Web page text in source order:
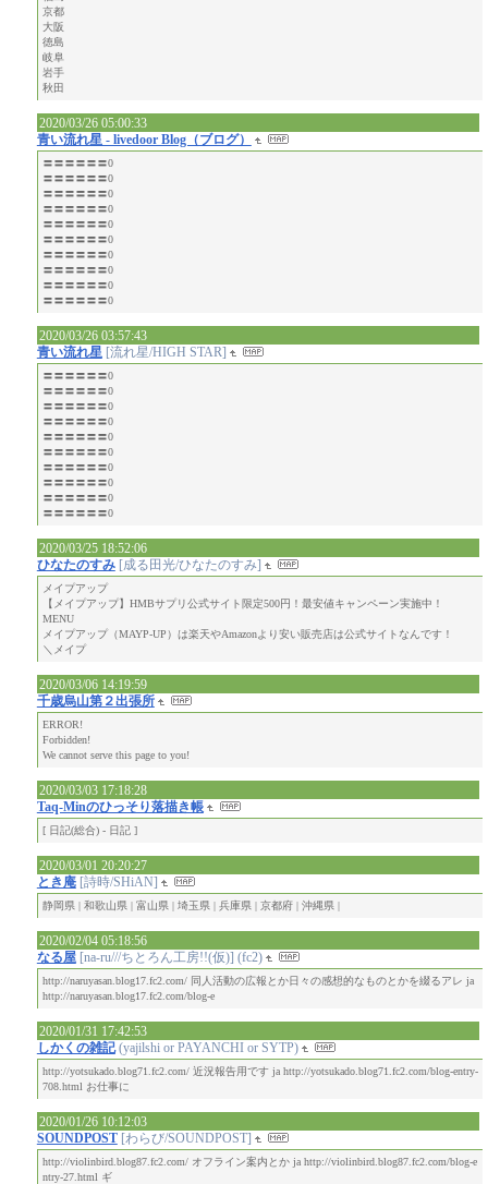
京都
大阪
徳島
岐阜
岩手
秋田
2020/03/26 05:00:33
青い流れ星 - livedoor Blog（ブログ）
〓〓〓〓〓〓0
〓〓〓〓〓〓0
〓〓〓〓〓〓0
〓〓〓〓〓〓0
〓〓〓〓〓〓0
〓〓〓〓〓〓0
〓〓〓〓〓〓0
〓〓〓〓〓〓0
〓〓〓〓〓〓0
〓〓〓〓〓〓0
2020/03/26 03:57:43
青い流れ星 [流れ星/HIGH STAR]
〓〓〓〓〓〓0
〓〓〓〓〓〓0
〓〓〓〓〓〓0
〓〓〓〓〓〓0
〓〓〓〓〓〓0
〓〓〓〓〓〓0
〓〓〓〓〓〓0
〓〓〓〓〓〓0
〓〓〓〓〓〓0
〓〓〓〓〓〓0
2020/03/25 18:52:06
ひなたのすみ [成る田光/ひなたのすみ]
メイプアップ
【メイプアップ】HMBサプリ公式サイト限定500円！最安値キャンペーン実施中！
MENU
メイプアップ（MAYP-UP）は楽天やAmazonより安い販売店は公式サイトなんです！
＼メイプ
2020/03/06 14:19:59
千歳烏山第２出張所
ERROR!
Forbidden!
We cannot serve this page to you!
2020/03/03 17:18:28
Taq-Minのひっそり落描き帳
[ 日記(総合) - 日記 ]
2020/03/01 20:20:27
とき庵 [詩時/SHiAN]
静岡県 | 和歌山県 | 富山県 | 埼玉県 | 兵庫県 | 京都府 | 沖縄県 |
2020/02/04 05:18:56
なる屋 [na-ru///ちとろん工房!!(仮)] (fc2)
http://naruyasan.blog17.fc2.com/ 同人活動の広報とか日々の感想的なものとかを綴るアレ ja
http://naruyasan.blog17.fc2.com/blog-e
2020/01/31 17:42:53
しかくの雑記 (yajilshi or PAYANCHI or SYTP)
http://yotsukado.blog71.fc2.com/ 近況報告用です ja http://yotsukado.blog71.fc2.com/blog-entry-
708.html お仕事に
2020/01/26 10:12:03
SOUNDPOST [わらび/SOUNDPOST]
http://violinbird.blog87.fc2.com/ オフライン案内とか ja http://violinbird.blog87.fc2.com/blog-e
ntry-27.html ギ